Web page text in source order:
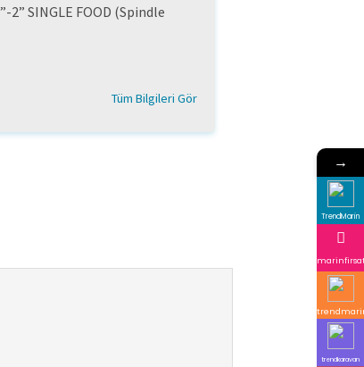
2” SINGLE FOOD (Spindle
Tüm Bilgileri Gör
→
TrendMarin
trendkaravan